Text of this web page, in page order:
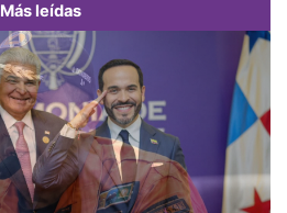
Más leídas